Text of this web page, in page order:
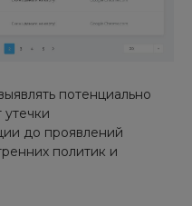
потенциально
до проявлений
политик и